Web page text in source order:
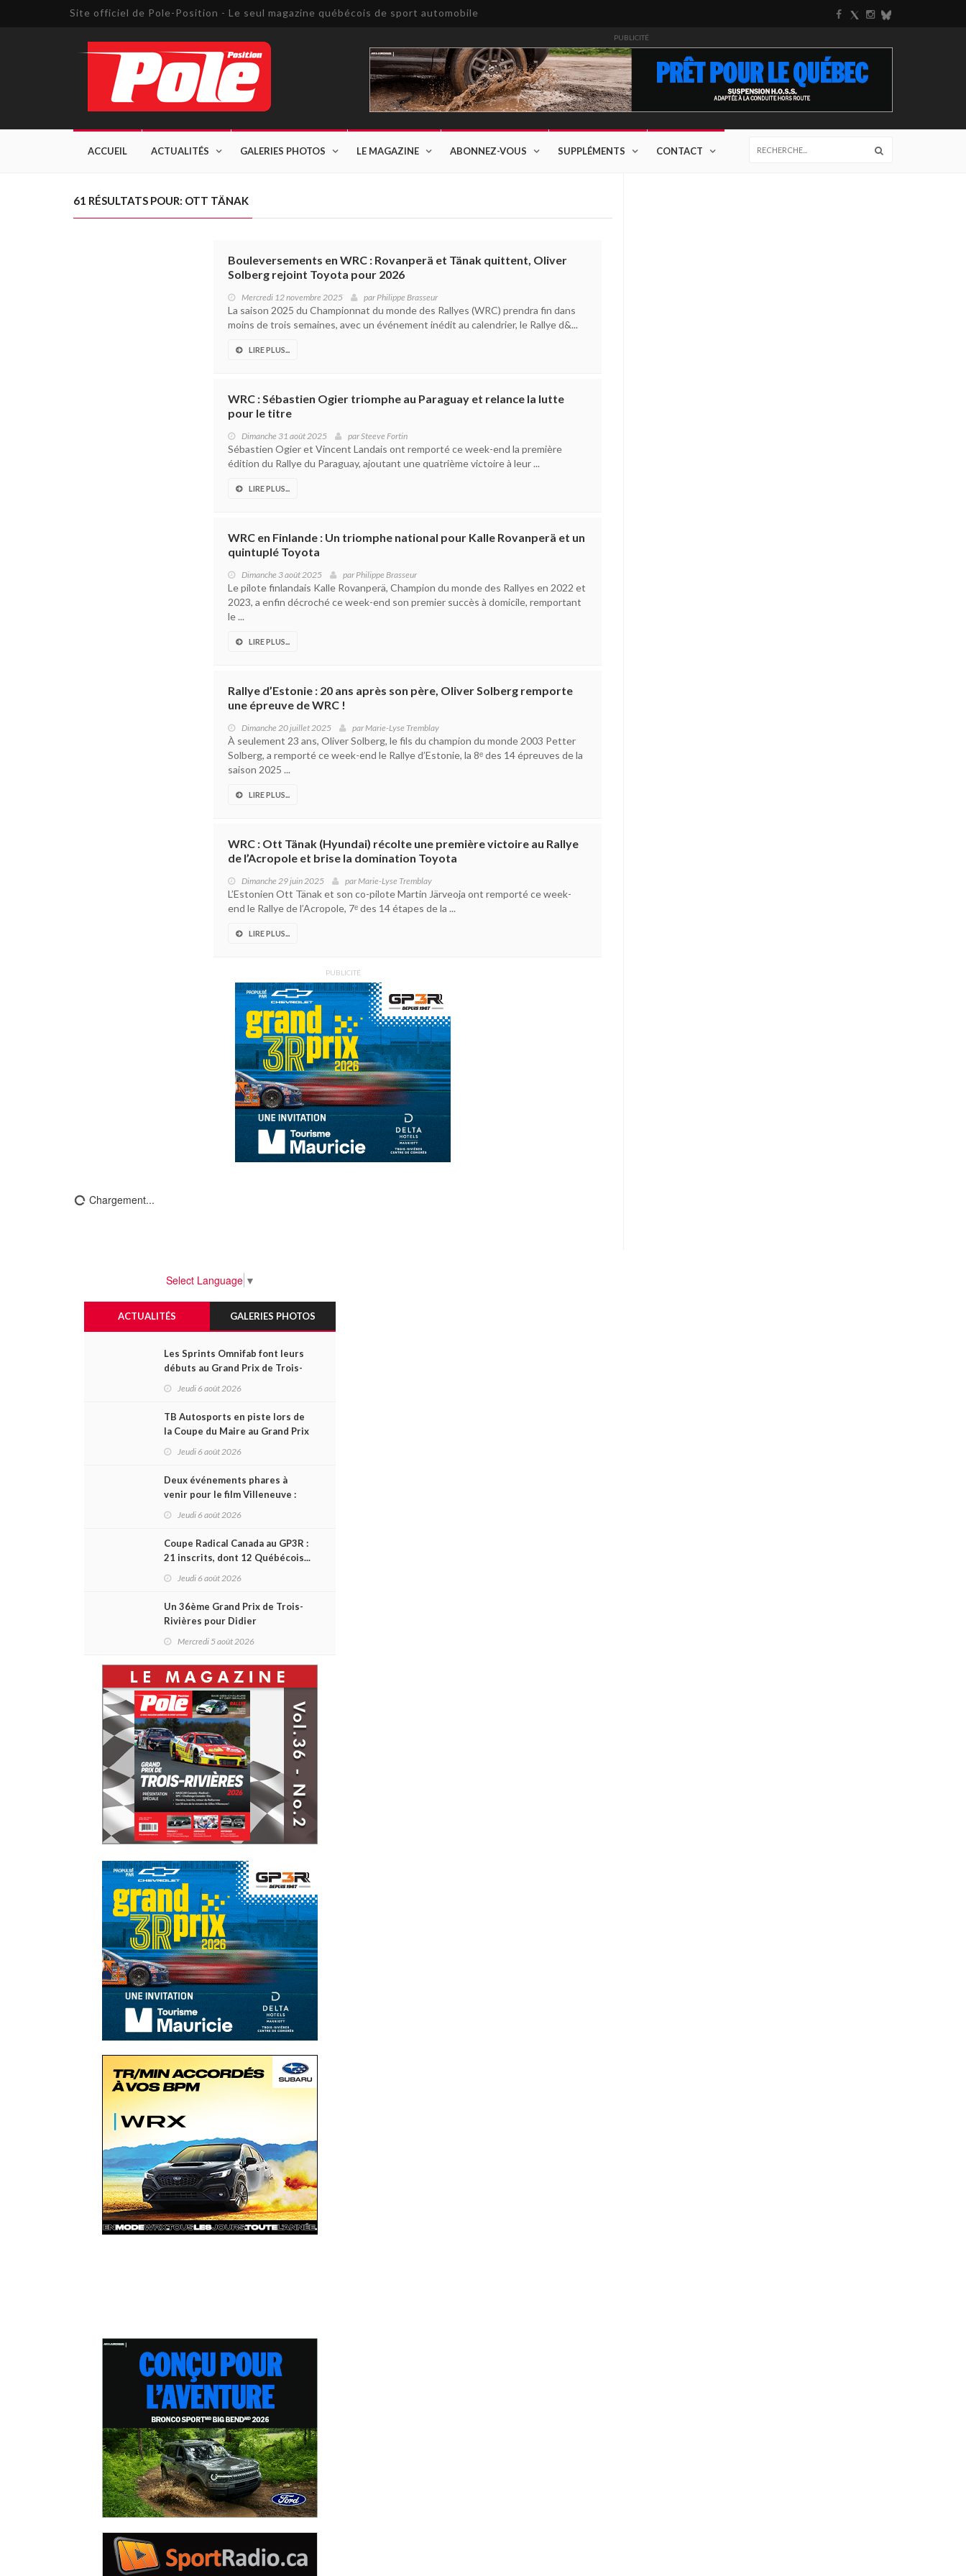
Site officiel de Pole-Position - Le seul magazine québécois de sport automobile
PUBLICITÉ
ACCUEIL ACTUALITÉS GALERIES PHOTOS LE MAGAZINE ABONNEZ-VOUS SUPPLÉMENTS CONTACT
61 RÉSULTATS POUR: OTT TÄNAK
Bouleversements en WRC : Rovanperä et Tänak quittent, Oliver
Solberg rejoint Toyota pour 2026
Mercredi 12 novembre 2025 parPhilippe Brasseur
La saison 2025 du Championnat du monde des Rallyes (WRC) prendra fin dans
moins de trois semaines, avec un événement inédit au calendrier, le Rallye d&...
LIRE PLUS...
WRC : Sébastien Ogier triomphe au Paraguay et relance la lutte
pour le titre
Dimanche 31 août 2025 parSteeve Fortin
Sébastien Ogier et Vincent Landais ont remporté ce week-end la première
édition du Rallye du Paraguay, ajoutant une quatrième victoire à leur ...
LIRE PLUS...
WRC en Finlande : Un triomphe national pour Kalle Rovanperä et un
quintuplé Toyota
Dimanche 3 août 2025 parPhilippe Brasseur
Le pilote finlandais Kalle Rovanperä, Champion du monde des Rallyes en 2022 et
2023, a enfin décroché ce week-end son premier succès à domicile, remportant
le ...
LIRE PLUS...
Rallye d’Estonie : 20 ans après son père, Oliver Solberg remporte
une épreuve de WRC !
Dimanche 20 juillet 2025 parMarie-Lyse Tremblay
À seulement 23 ans, Oliver Solberg, le fils du champion du monde 2003 Petter
Solberg, a remporté ce week-end le Rallye d’Estonie, la 8ᵉ des 14 épreuves de la
saison 2025 ...
LIRE PLUS...
WRC : Ott Tänak (Hyundai) récolte une première victoire au Rallye
de l’Acropole et brise la domination Toyota
Dimanche 29 juin 2025 parMarie-Lyse Tremblay
L’Estonien Ott Tänak et son co-pilote Martin Järveoja ont remporté ce week-
end le Rallye de l’Acropole, 7ᵉ des 14 étapes de la ...
LIRE PLUS...
PUBLICITÉ
Chargement...
Select Language ▼
ACTUALITÉS GALERIES PHOTOS
Les Sprints Omnifab font leurs
débuts au Grand Prix de Trois-
Rivières avec un format inspiré
Jeudi 6 août 2026
TB Autosports en piste lors de
la Coupe du Maire au Grand Prix
de Trois-Rivières
Jeudi 6 août 2026
Deux événements phares à
venir pour le film Villeneuve :
L'ascension d'une légende (+
Jeudi 6 août 2026
Coupe Radical Canada au GP3R :
21 inscrits, dont 12 Québécois...
et un premier gain d'Antoine
Jeudi 6 août 2026
Un 36ème Grand Prix de Trois-
Rivières pour Didier
Schraenen... et une première en
Mercredi 5 août 2026